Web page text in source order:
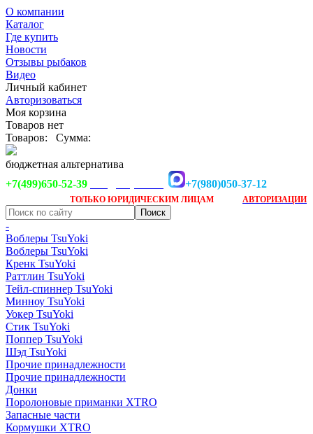
О компании
Каталог
Где купить
Новости
Отзывы рыбаков
Видео
Личный кабинет
Авторизоваться
Моя корзина
Товаров нет
Товаров:
Сумма:
бюджетная альтернатива
+7(499)650-52-39
+7(980)050-37-12
ТОЛЬКО ЮРИДИЧЕСКИМ ЛИЦАМ АВТОРИЗАЦИИ
-
Воблеры TsuYoki
Воблеры TsuYoki
Кренк TsuYoki
Раттлин TsuYoki
Тейл-спиннер TsuYoki
Минноу TsuYoki
Уокер TsuYoki
Стик TsuYoki
Поппер TsuYoki
Шэд TsuYoki
Прочие принадлежности
Прочие принадлежности
Донки
Поролоновые приманки XTRO
Запасные части
Кормушки XTRO